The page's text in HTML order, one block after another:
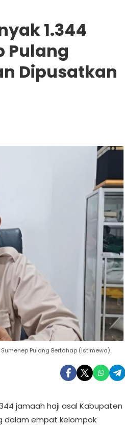
1.344
Pulang
Dipusatkan
Pulang Bertahap (Istimewa)
jamaah haji asal Kabupaten
dalam empat kelompok